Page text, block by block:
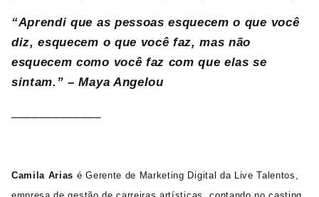
“Aprendi que as pessoas esquecem o que você
diz, esquecem o que você faz, mas não
esquecem como você faz com que elas se
sintam.” – Maya Angelou
Camila Arias é Gerente de Marketing Digital da Live Talentos,